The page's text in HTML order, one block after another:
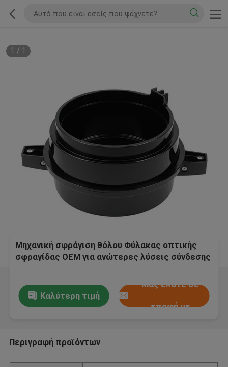
1 / 1
Μηχανική σφράγιση θόλου Φύλακας οπτικής
σφραγίδας OEM για ανώτερες λύσεις σύνδεσης
Καλύτερη τιμή
Μας ελάτε σε
επαφή με
Περιγραφή προϊόντων